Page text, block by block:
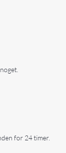
for 24 timer.